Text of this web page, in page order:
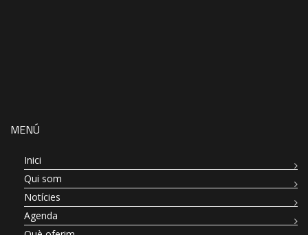
MENÚ
Inici
Qui som
Notícies
Agenda